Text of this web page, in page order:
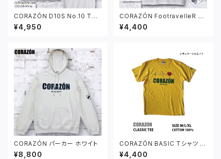
CORAZÓN D10S No.10 Tシ
ャツ ホワイト
¥4,950
CORAZÓN FootravelleR ロ
ゴ Tシャツ ホワイト
¥4,400
CORAZÓN パーカー ホワイト
¥8,800
CORAZÓN BASIC Tシャツ デ
イジーイエロー
¥4,400